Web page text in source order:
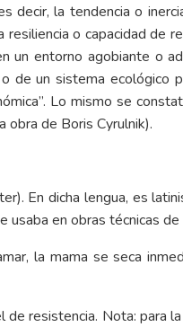
decir, la tendencia o
o capacidad de
un entorno agobiante o
de un sistema ecológico
Lo mismo se
obra de Boris Cyrulnik).
). En dicha lengua, es
en obras técnicas de
la mama se seca
de resistencia. Nota: para